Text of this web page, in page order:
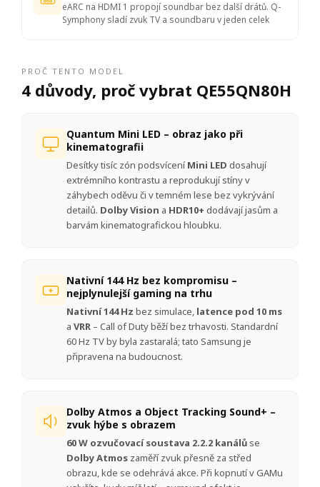
eARC na HDMI 1 propojí soundbar bez další drátů. Q-
Symphony sladí zvuk TV a soundbaru v jeden celek
PROČ TENTO MODEL
4 důvody, proč vybrat QE55QN80H
Quantum Mini LED – obraz jako při
kinematografii
Desítky tisíc zón podsvícení Mini LED dosahují
extrémního kontrastu a reprodukují stíny v
záhybech oděvu či v temném lese bez vykrývání
detailů. Dolby Vision a HDR10+ dodávají jasům a
barvám kinematografickou hloubku.
Nativní 144 Hz bez kompromisu –
nejplynulejší gaming na trhu
Nativní 144 Hz bez simulace, latence pod 10 ms
a VRR – Call of Duty běží bez trhavosti. Standardní
60 Hz TV by byla zastaralá; tato Samsung je
připravena na budoucnost.
Dolby Atmos a Object Tracking Sound+ –
zvuk hýbe s obrazem
60 W ozvučovací soustava 2.2.2 kanálů se
Dolby Atmos zaměří zvuk přesně za střed
obrazu, kde se odehrává akce. Při kopnutí v GAMu